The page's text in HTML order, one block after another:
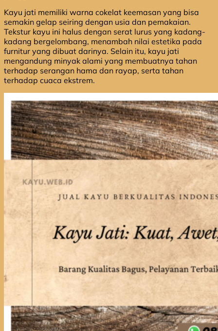
Kayu jati memiliki warna cokelat keemasan yang bisa
semakin gelap seiring dengan usia dan pemakaian.
Tekstur kayu ini halus dengan serat lurus yang kadang-
kadang bergelombang, menambah nilai estetika pada
furnitur yang dibuat darinya. Selain itu, kayu jati
mengandung minyak alami yang membuatnya tahan
terhadap serangan hama dan rayap, serta tahan
terhadap cuaca ekstrem.